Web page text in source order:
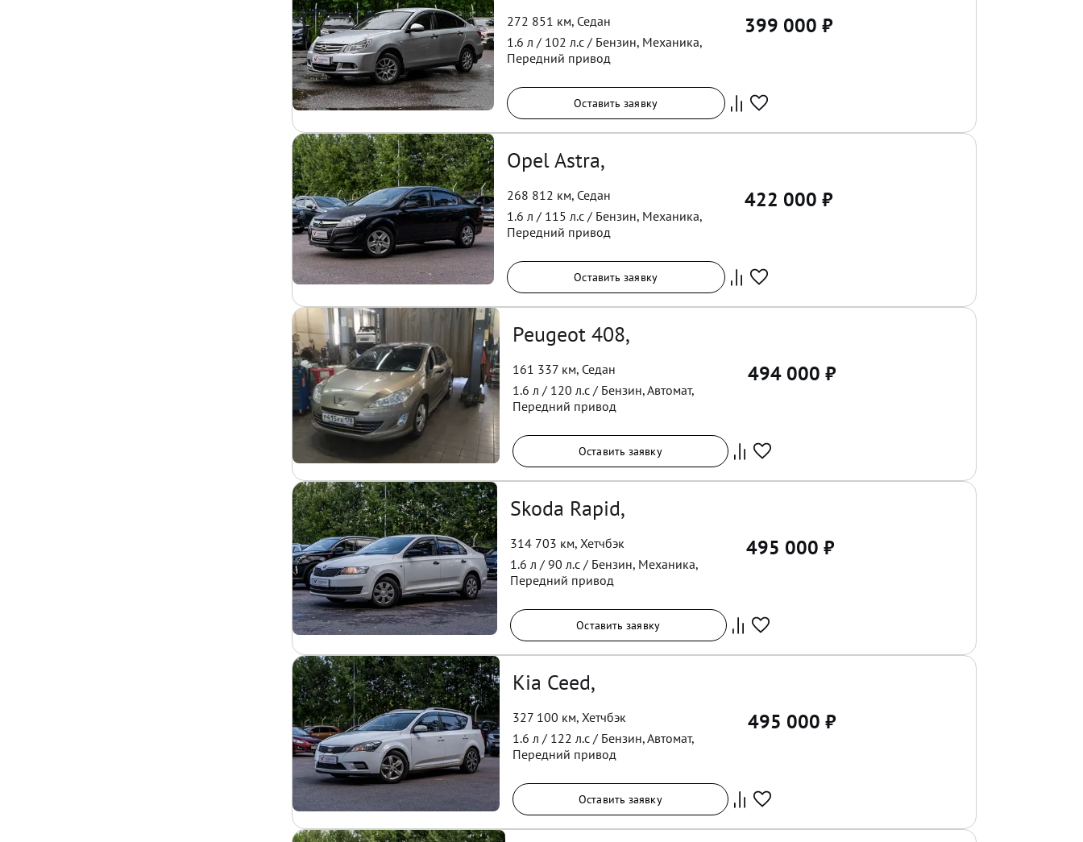
272 851 км, Седан
1.6 л / 102 л.с / Бензин, Механика,
Передний привод
399 000 ₽
Оставить заявку
Opel Astra,
268 812 км, Седан
1.6 л / 115 л.с / Бензин, Механика,
Передний привод
422 000 ₽
Оставить заявку
Peugeot 408,
161 337 км, Седан
1.6 л / 120 л.с / Бензин,Автомат,
Передний привод
494 000 ₽
Оставить заявку
Skoda Rapid,
314 703 км, Хетчбэк
1.6 л / 90 л.с / Бензин, Механика,
Передний привод
495 000 ₽
Оставить заявку
Kia Ceed,
327 100 км,Хетчбэк
1.6 л / 122 л.с / Бензин,Автомат,
Передний привод
495 000 ₽
Оставить заявку